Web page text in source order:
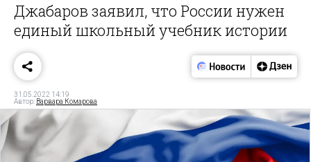
Джабаров заявил, что России нужен
единый школьный учебник истории
31.05.2022 14:19
Автор: Варвара Комарова